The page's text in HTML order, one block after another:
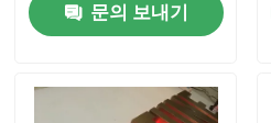
문의 보내기